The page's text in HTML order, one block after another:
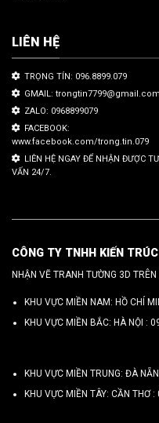
LIÊN HỆ
TRỌNG TÍN: 096.8899.079
GMAIL: trongtin7799@gmail.com
ZALO: 0968899079
FACEBOOK:
www.facebook.com/trong.tin.079
LIÊN HỆ NGAY ĐỂ NHẬN ĐƯỢC TƯ
VẤN 24/7.
CÔNG TY TNHH KIẾN
NHẬN VẼ TRANH TƯỜNG 3D
KHU VỰC MIỀN NAM: HỒ CHÍ
KHU VỰC MIỀN BẮC: HÀ NỘI :
KHU VỰC MIỀN TRUNG: ĐÀ
KHU VỰC MIỀN TÂY: CẦN THƠ :